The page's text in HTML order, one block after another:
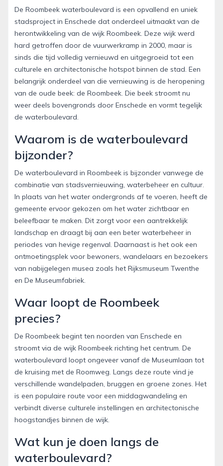
De Roombeek waterboulevard is een opvallend en uniek
stadsproject in Enschede dat onderdeel uitmaakt van de
herontwikkeling van de wijk Roombeek. Deze wijk werd
hard getroffen door de vuurwerkramp in 2000, maar is
sinds die tijd volledig vernieuwd en uitgegroeid tot een
culturele en architectonische hotspot binnen de stad. Een
belangrijk onderdeel van die vernieuwing is de heropening
van de oude beek: de Roombeek. Die beek stroomt nu
weer deels bovengronds door Enschede en vormt tegelijk
de waterboulevard.
Waarom is de waterboulevard
bijzonder?
De waterboulevard in Roombeek is bijzonder vanwege de
combinatie van stadsvernieuwing, waterbeheer en cultuur.
In plaats van het water ondergronds af te voeren, heeft de
gemeente ervoor gekozen om het water zichtbaar en
beleefbaar te maken. Dit zorgt voor een aantrekkelijk
landschap en draagt bij aan een beter waterbeheer in
periodes van hevige regenval. Daarnaast is het ook een
ontmoetingsplek voor bewoners, wandelaars en bezoekers
van nabijgelegen musea zoals het Rijksmuseum Twenthe
en De Museumfabriek.
Waar loopt de Roombeek
precies?
De Roombeek begint ten noorden van Enschede en
stroomt via de wijk Roombeek richting het centrum. De
waterboulevard loopt ongeveer vanaf de Museumlaan tot
de kruising met de Roomweg. Langs deze route vind je
verschillende wandelpaden, bruggen en groene zones. Het
is een populaire route voor een middagwandeling en
verbindt diverse culturele instellingen en architectonische
hoogstandjes binnen de wijk.
Wat kun je doen langs de
waterboulevard?